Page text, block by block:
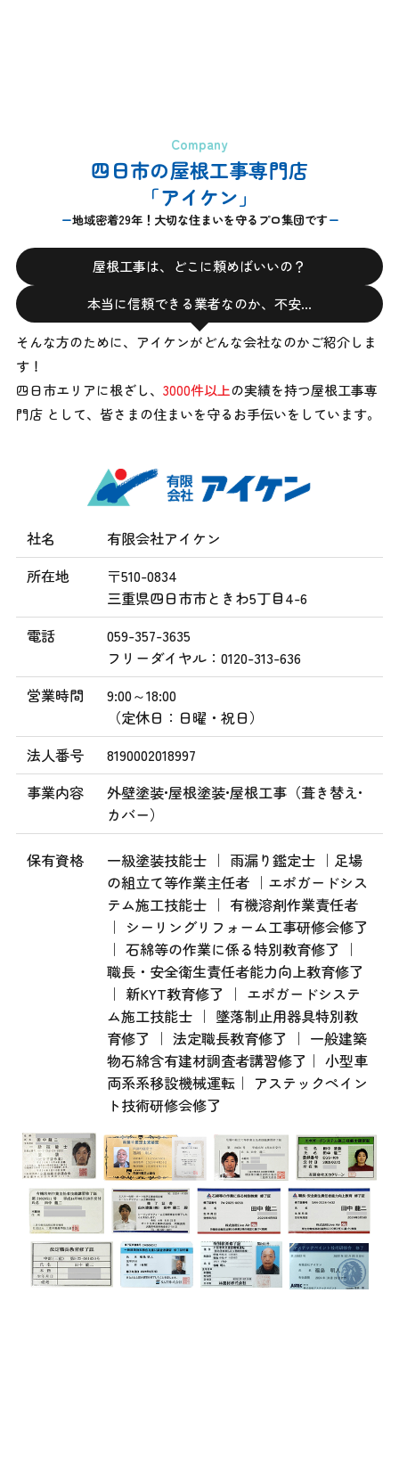
Company
四日市の屋根工事専門店
「アイケン」
地域密着29年！大切な住まいを守るプロ集団です
屋根工事は、どこに頼めばいいの？
本当に信頼できる業者なのか、不安…
そんな方のために、アイケンがどんな会社なのかご紹介しま
す！
四日市エリアに根ざし、 3000件以上の実績を持つ屋根工事専
門店 として、 皆さまの住まいを守るお手伝いをしています。
社名
有限会社アイケン
所在地
〒510-0834
三重県四日市市ときわ5丁目4-6
電話
059-357-3635
フリーダイヤル：0120-313-636
営業時間
9:00～18:00
（定休日：日曜・祝日）
法人番号
8190002018997
事業内容
外壁塗装•屋根塗装•屋根工事（葺き替え•
カバー）
保有資格
一級塗装技能士 ｜ 雨漏り鑑定士 ｜足場
の組立て等作業主任者 ｜エポガードシス
テム施工技能士 ｜ 有機溶剤作業責任者
｜ シーリングリフォーム工事研修会修了
｜ 石綿等の作業に係る特別教育修了 ｜
職長・安全衛生責任者能力向上教育修了
｜ 新KYT教育修了 ｜ エポガードシステ
ム施工技能士 ｜ 墜落制止用器具特別教
育修了 ｜ 法定職長教育修了 ｜ 一般建築
物石綿含有建材調査者講習修了｜ 小型車
両系系移設機械運転｜ アステックペイン
ト技術研修会修了